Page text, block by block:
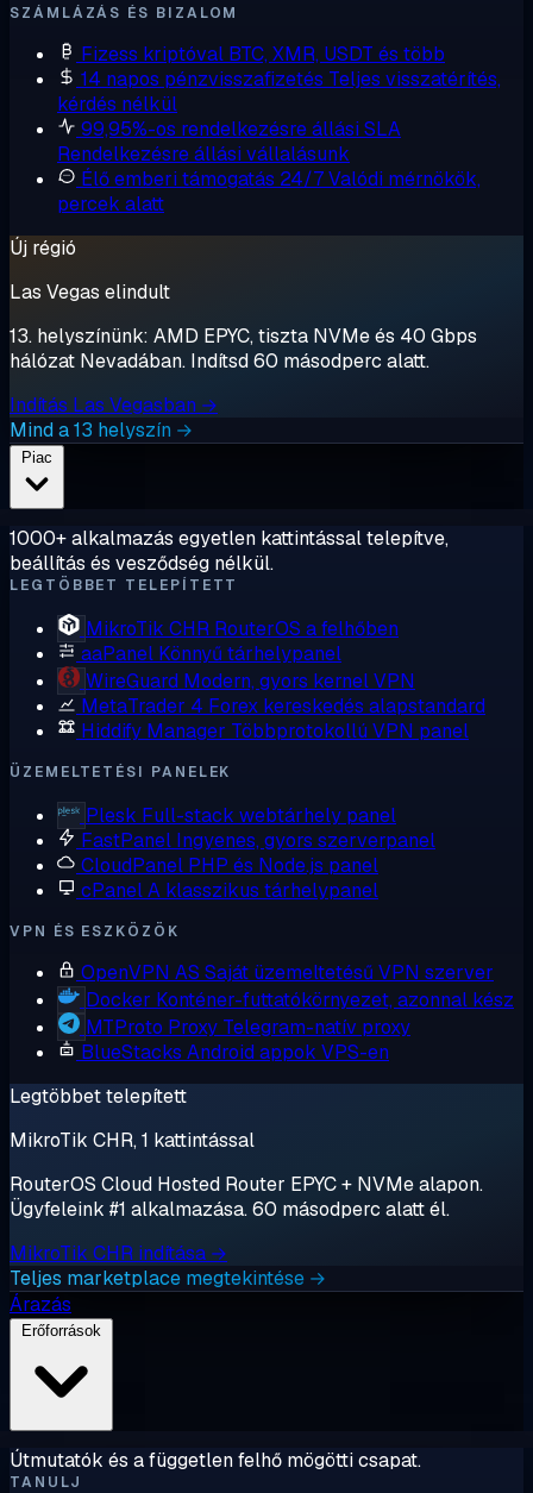
SZÁMLÁZÁS ÉS BIZALOM
Fizess kriptóval BTC, XMR, USDT és több
14 napos pénzvisszafizetés Teljes visszatérítés,
kérdés nélkül
99,95%-os rendelkezésre állási SLA
Rendelkezésre állási vállalásunk
Élő emberi támogatás 24/7Valódi mérnökök,
percek alatt
Új régió
Las Vegas elindult
13. helyszínünk: AMD EPYC, tiszta NVMe és 40 Gbps
hálózat Nevadában. Indítsd 60 másodperc alatt.
Indítás Las Vegasban →
Mind a 13 helyszín →
1000+ alkalmazás egyetlen kattintással telepítve,
beállítás és vesződség nélkül.
LEGTÖBBET TELEPÍTETT
MikroTik CHR RouterOS a felhőben
aaPanel Könnyű tárhelypanel
WireGuard Modern, gyors kernel VPN
MetaTrader 4 Forex kereskedés alapstandard
Hiddify Manager Többprotokollú VPN panel
ÜZEMELTETÉSI PANELEK
Plesk Full-stack webtárhely panel
FastPanel Ingyenes, gyors szerverpanel
CloudPanel PHP és Node.js panel
cPanelA klasszikus tárhelypanel
VPN ÉS ESZKÖZÖK
OpenVPN AS Saját üzemeltetésű VPN szerver
Docker Konténer-futtatókörnyezet, azonnal kész
MTProto Proxy Telegram-natív proxy
BlueStacks Android appok VPS-en
Legtöbbet telepített
MikroTik CHR, 1 kattintással
RouterOS Cloud Hosted Router EPYC + NVMe alapon.
Ügyfeleink #1 alkalmazása. 60 másodperc alatt él.
MikroTik CHR indítása →
Teljes marketplace megtekintése →
Árazás
Útmutatók és a független felhő mögötti csapat.
TANULJ